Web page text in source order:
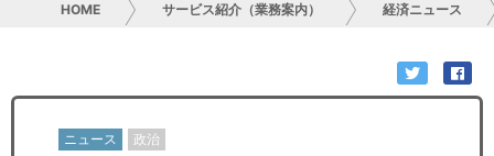
お問い合わせ
日本人にPR
HOME サービス紹介（業務案内） 経済ニュース
ニュース 政治